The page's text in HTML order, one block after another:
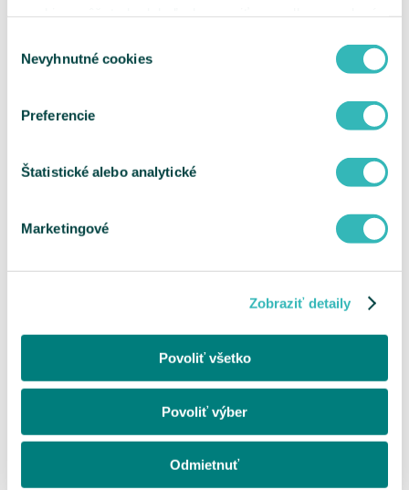
súhlasu
Nevyhnutné cookies
Preferencie
Štatistické alebo analytické
Marketingové
Zobraziť detaily
Povoliť všetko
Povoliť výber
Odmietnuť
JZS
Metodika k hodnotiacim parametrom pre
Metodika k hodnotiacim parametrom pre
Sieť CT pracovísk
Metodika klasifikácie RTG skiagrafických
ePobočka
Podávanie faktúr od zúčtovacieho obdobia
Služba eRecept od VšZP
Opakovaný eRecept
Mobilná aplikácia - informácie pre lekárne
DRG
Zdravotná starostlivosť
Zdravotná starostlivosť
Klinické skúšanie